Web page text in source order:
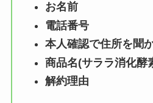
お名前
電話番号
本人確認で住所を聞
商品名(サララ消化酵
解約理由